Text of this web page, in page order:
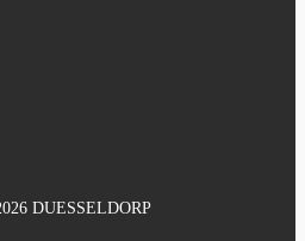
DUESSELDORP